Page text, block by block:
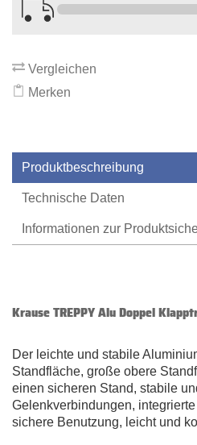
Vergleichen
Merken
Produktbeschreibung
Technische Daten
Informationen zur
Krause TREPPY Alu Doppel
Der leichte und stabile
Standfläche, große obere
einen sicheren Stand, stabile
Gelenkverbindungen,
sichere Benutzung, leicht und